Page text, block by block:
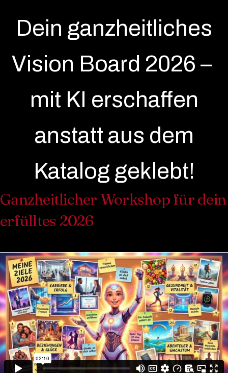
Dein ganzheitliches
Vision Board 2026 –
mit KI erschaffen
anstatt aus dem
Katalog geklebt!
Ganzheitlicher Workshop für dein
erfülltes 2026